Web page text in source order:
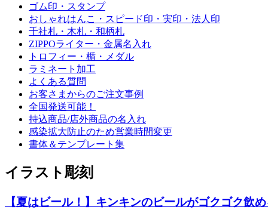
ゴム印・スタンプ
おしゃれはんこ・スピード印・実印・法人印
千社札・木札・和柄札
ZIPPOライター・金属名入れ
トロフィー・楯・メダル
ラミネート加工
よくある質問
お客さまからのご注文事例
全国発送可能！
持込商品/店外商品の名入れ
感染拡大防止のため営業時間変更
書体＆テンプレート集
イラスト彫刻
【夏はビール！】キンキンのビールがゴクゴク飲